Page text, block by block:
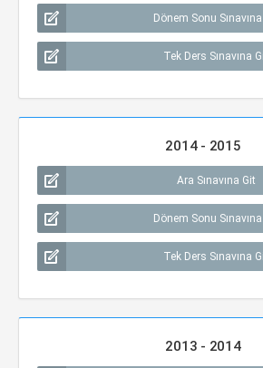
Dönem Sonu
Tek Ders Sınavına
2014 - 2015
Ara Sınavına Git
Dönem Sonu
Tek Ders Sınavına
2013 - 2014